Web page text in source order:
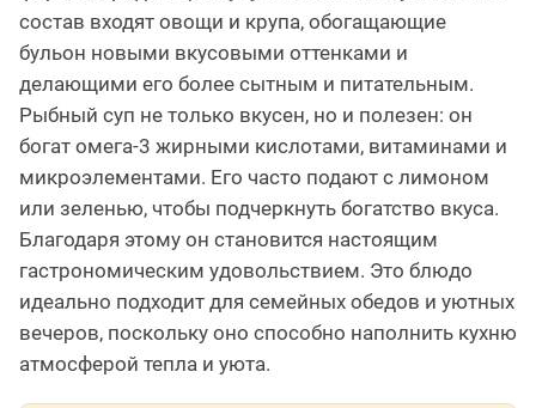
состав входят овощи и крупа, обогащающие
бульон новыми вкусовыми оттенками и
делающими его более сытным и питательным.
Рыбный суп не только вкусен, но и полезен: он
богат омега-3 жирными кислотами, витаминами и
микроэлементами. Его часто подают с лимоном
или зеленью, чтобы подчеркнуть богатство вкуса.
Благодаря этому он становится настоящим
гастрономическим удовольствием. Это блюдо
идеально подходит для семейных обедов и уютных
вечеров, поскольку оно способно наполнить кухню
атмосферой тепла и уюта.